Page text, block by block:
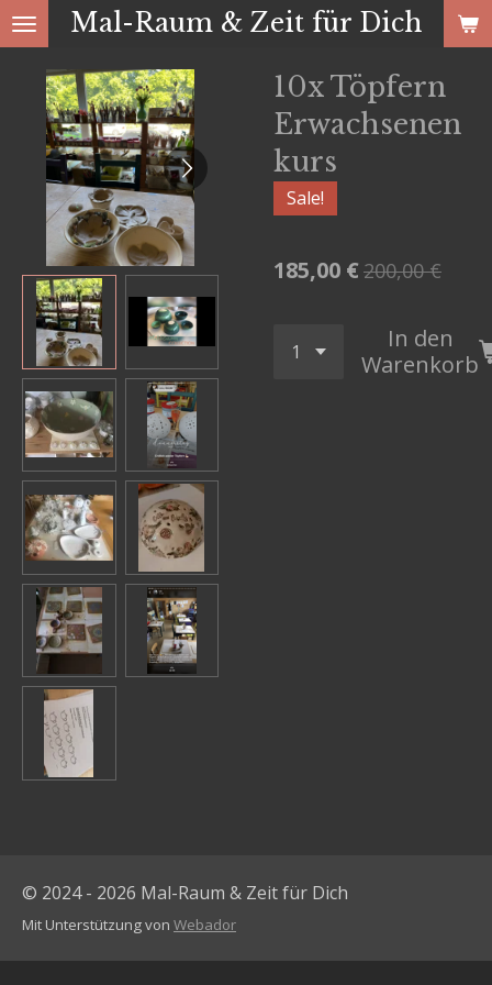
Zum
springen
Mal-Raum & Zeit für Dich
10x Töpfern
Erwachsenen
kurs
Sale!
185,00 €200,00 €
In den
Warenkorb
© 2024 - 2026 Mal-Raum & Zeit für Dich
Mit Unterstützung von Webador